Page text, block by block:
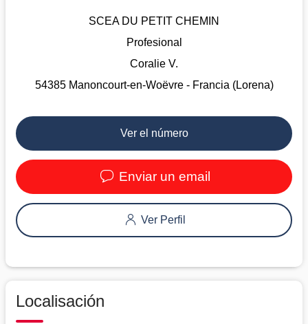
SCEA DU PETIT CHEMIN
Profesional
Coralie V.
54385 Manoncourt-en-Woëvre - Francia (Lorena)
Ver el número
Enviar un email
Ver Perfil
Localisación